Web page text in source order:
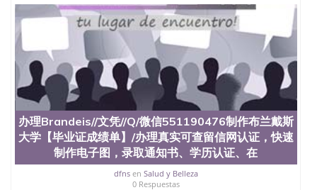
University）圣何塞州立大学（San Jose State
University）圣何塞州立大学（San Jose State
University）圣何塞州立大学（San Jose State
University）圣何塞州立大学学位证（San Jose State
University）圣何塞州立大学学位证（San Jose State
University）圣何塞州立大学结业证（San Jose State
University）圣何塞州立大学结业证（San Jose State
University）圣何塞州立大学结业证（San Jose State
University）圣何塞州立大学学位证（San Jose State
University）圣何塞州立大学学位证（San Jose State
University）圣何塞州立大学学历证书（San Jose
State University）圣何塞州立大学学历证书（San
Jose State University）圣何塞州立大学学历证书
（San Jose State University）澳洲读书未毕业找人做
办理Brandeis//文凭//Q/微信551190476制作布兰戴斯
大学【毕业证成绩单】/办理真实可查留信网认证，快速
制作电子图，录取通知书、学历认证、在
dfnsen Salud y Belleza
0 Respuestas